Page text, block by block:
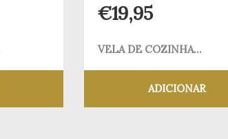
€19,95
VELA DE COZINHA...
ADICIONAR